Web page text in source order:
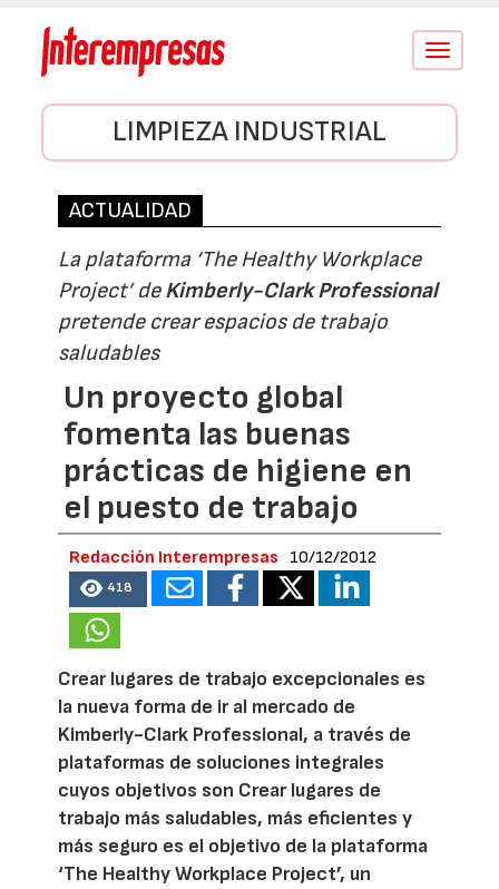
Conmutar
LIMPIEZA INDUSTRIAL
ACTUALIDAD
La plataforma ‘The Healthy Workplace
Project’ deKimberly-Clark Professional
pretende crear espacios de trabajo
saludables
Un proyecto global
fomenta las buenas
prácticas de higiene en
el puesto de trabajo
Redacción Interempresas 10/12/2012
418
Crear lugares de trabajo excepcionales es
la nueva forma de ir al mercado de
Kimberly-Clark Professional, a través de
plataformas de soluciones integrales
cuyos objetivos son Crear lugares de
trabajo más saludables, más eficientes y
más seguro es el objetivo de la plataforma
‘The Healthy Workplace Project’, un